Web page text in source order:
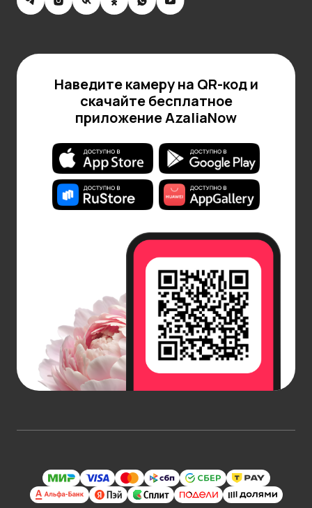
Наведите камеру на QR-код и
скачайте бесплатное
приложение AzaliaNow